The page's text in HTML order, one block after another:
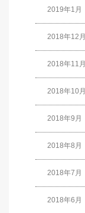
2019年1月
2018年12月
2018年11月
2018年10月
2018年9月
2018年8月
2018年7月
2018年6月